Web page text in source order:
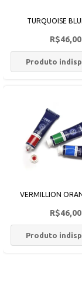
TURQUOISE
R$46,00
Produto
VERMILLION
R$46,00
Produto